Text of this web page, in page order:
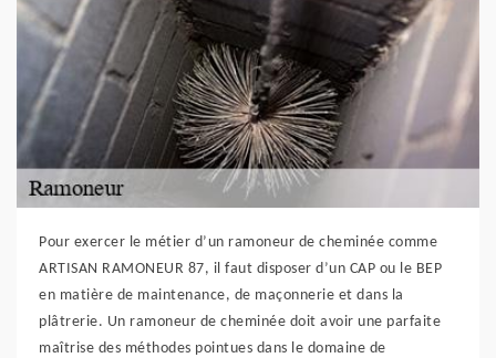
Pour exercer le métier d’un ramoneur de cheminée comme
ARTISAN RAMONEUR 87, il faut disposer d’un CAP ou le BEP
en matière de maintenance, de maçonnerie et dans la
plâtrerie. Un ramoneur de cheminée doit avoir une parfaite
maîtrise des méthodes pointues dans le domaine de